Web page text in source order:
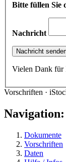
Bitte füllen Sie
Nachricht
Vielen Dank für
Vorschriften ·
Navigation:
Dokumente
Vorschriften
Daten